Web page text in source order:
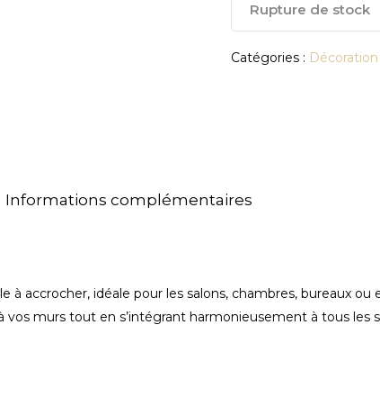
Rupture de stock
Catégories :
Informations complémentaires
accrocher, idéale pour les salons, chambres, bureaux ou
murs tout en s’intégrant harmonieusement à tous les